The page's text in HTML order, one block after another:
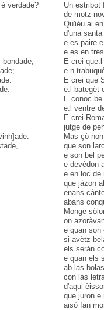
verdade?
Un estribot
de motz
Qu'ièu ai
d'una
e es paire
e es en
E crei
e.n
E crei que
e.l bategèt
E conoc
e.l ventre
E crei
jutge de
Mas çò
que son
e son bel
e devèdon
e en loc de
que jàzon
enans
abans
Monge
on
e quan son
si avètz
els seràn
e quan els
ab las
con las
d'aqui
que juron e
aisò fan